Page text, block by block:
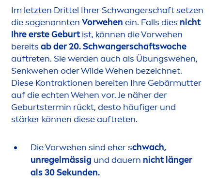
Im letzten Drittel Ihrer Schwangerschaft setzen
die sogenannten Vorwehen ein. Falls dies nicht
Ihre erste Geburtist, können die Vorwehen
bereits ab der 20. Schwangerschaftswoche
auftreten. Sie werden auch als Übungswehen,
Senkwehen oder Wilde Wehen bezeichnet.
Diese Kontraktionen bereiten Ihre Gebärmutter
auf die echten Wehen vor. Je näher der
Geburtstermin rückt, desto häufiger und
stärker können diese auftreten.
Die Vorwehen sind eher schwach,
unregelmässig und dauern nicht länger
als 30 Sekunden.